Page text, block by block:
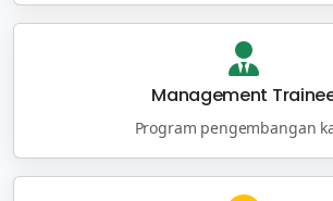
Management
Program pengembangan